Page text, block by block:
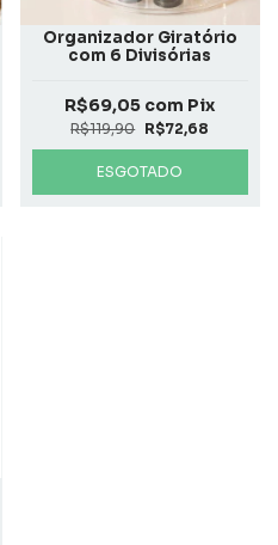
Organizador Giratório
com 6 Divisórias
R$119,90 R$72,68
R$69,05 com Pix
ESGOTADO